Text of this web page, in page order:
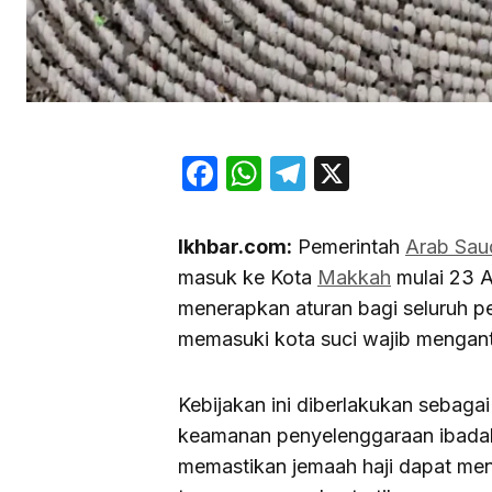
Facebook
WhatsApp
Telegram
Ikhbar.com: Pemerintah Arab
masuk ke Kota Makkah mulai 23
menerapkan aturan bagi seluruh
memasuki kota suci wajib
Kebijakan ini diberlakukan
keamanan penyelenggaraan
memastikan jemaah haji dapat